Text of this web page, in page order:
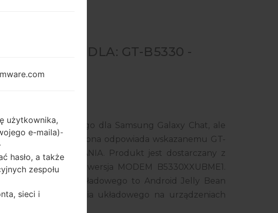
#321 DLA: GT-B5330 -
układowego dla Samsung Galaxy Chat, ale
Twojego smartfona odpowiada wskazanemu GT-
to COA z ROMANIA. Produkt jest dostarczany z
B5330OXXBME1, wersja MODEM B5330XXUBME1.
układowego to Android Jelly Bean
oprogramowania układowego na urządzeniach
użytkownika,
e-maila)-
hasło, a także
zespołu
sieci i